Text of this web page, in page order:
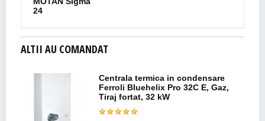
24
ALTII AU COMANDAT
Centrala termica in condensare
Ferroli Bluehelix Pro 32C E, Gaz,
Tiraj fortat, 32 kW